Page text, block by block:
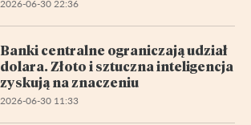
2026-06-30 22:36
Banki centralne ograniczają udział
dolara. Złoto i sztuczna inteligencja
zyskują na znaczeniu
2026-06-30 11:33